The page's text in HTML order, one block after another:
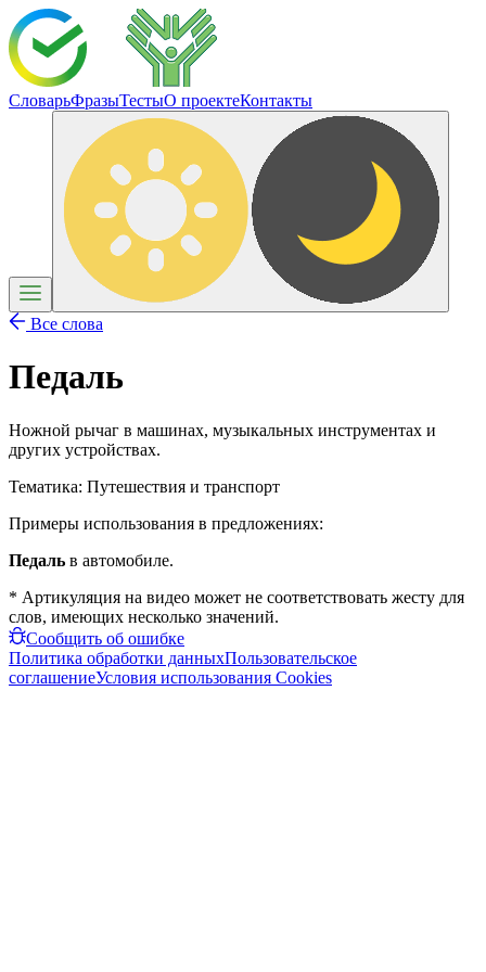
СловарьФразыТестыО проектеКонтакты
Все слова
Педаль
Ножной рычаг в машинах, музыкальных инструментах и
других устройствах.
Тематика: Путешествия и транспорт
Примеры использования в предложениях:
Педаль в автомобиле.
* Артикуляция на видео может не соответствовать жесту для
слов, имеющих несколько значений.
Сообщить об ошибке
Политика обработки данныхПользовательское
соглашениеУсловия использования Cookies